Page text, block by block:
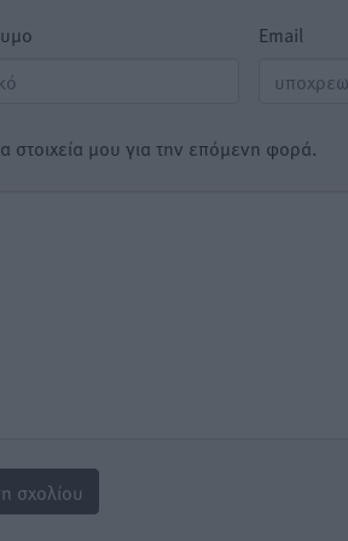
Email
στοιχεία μου για την επόμενη φορά.